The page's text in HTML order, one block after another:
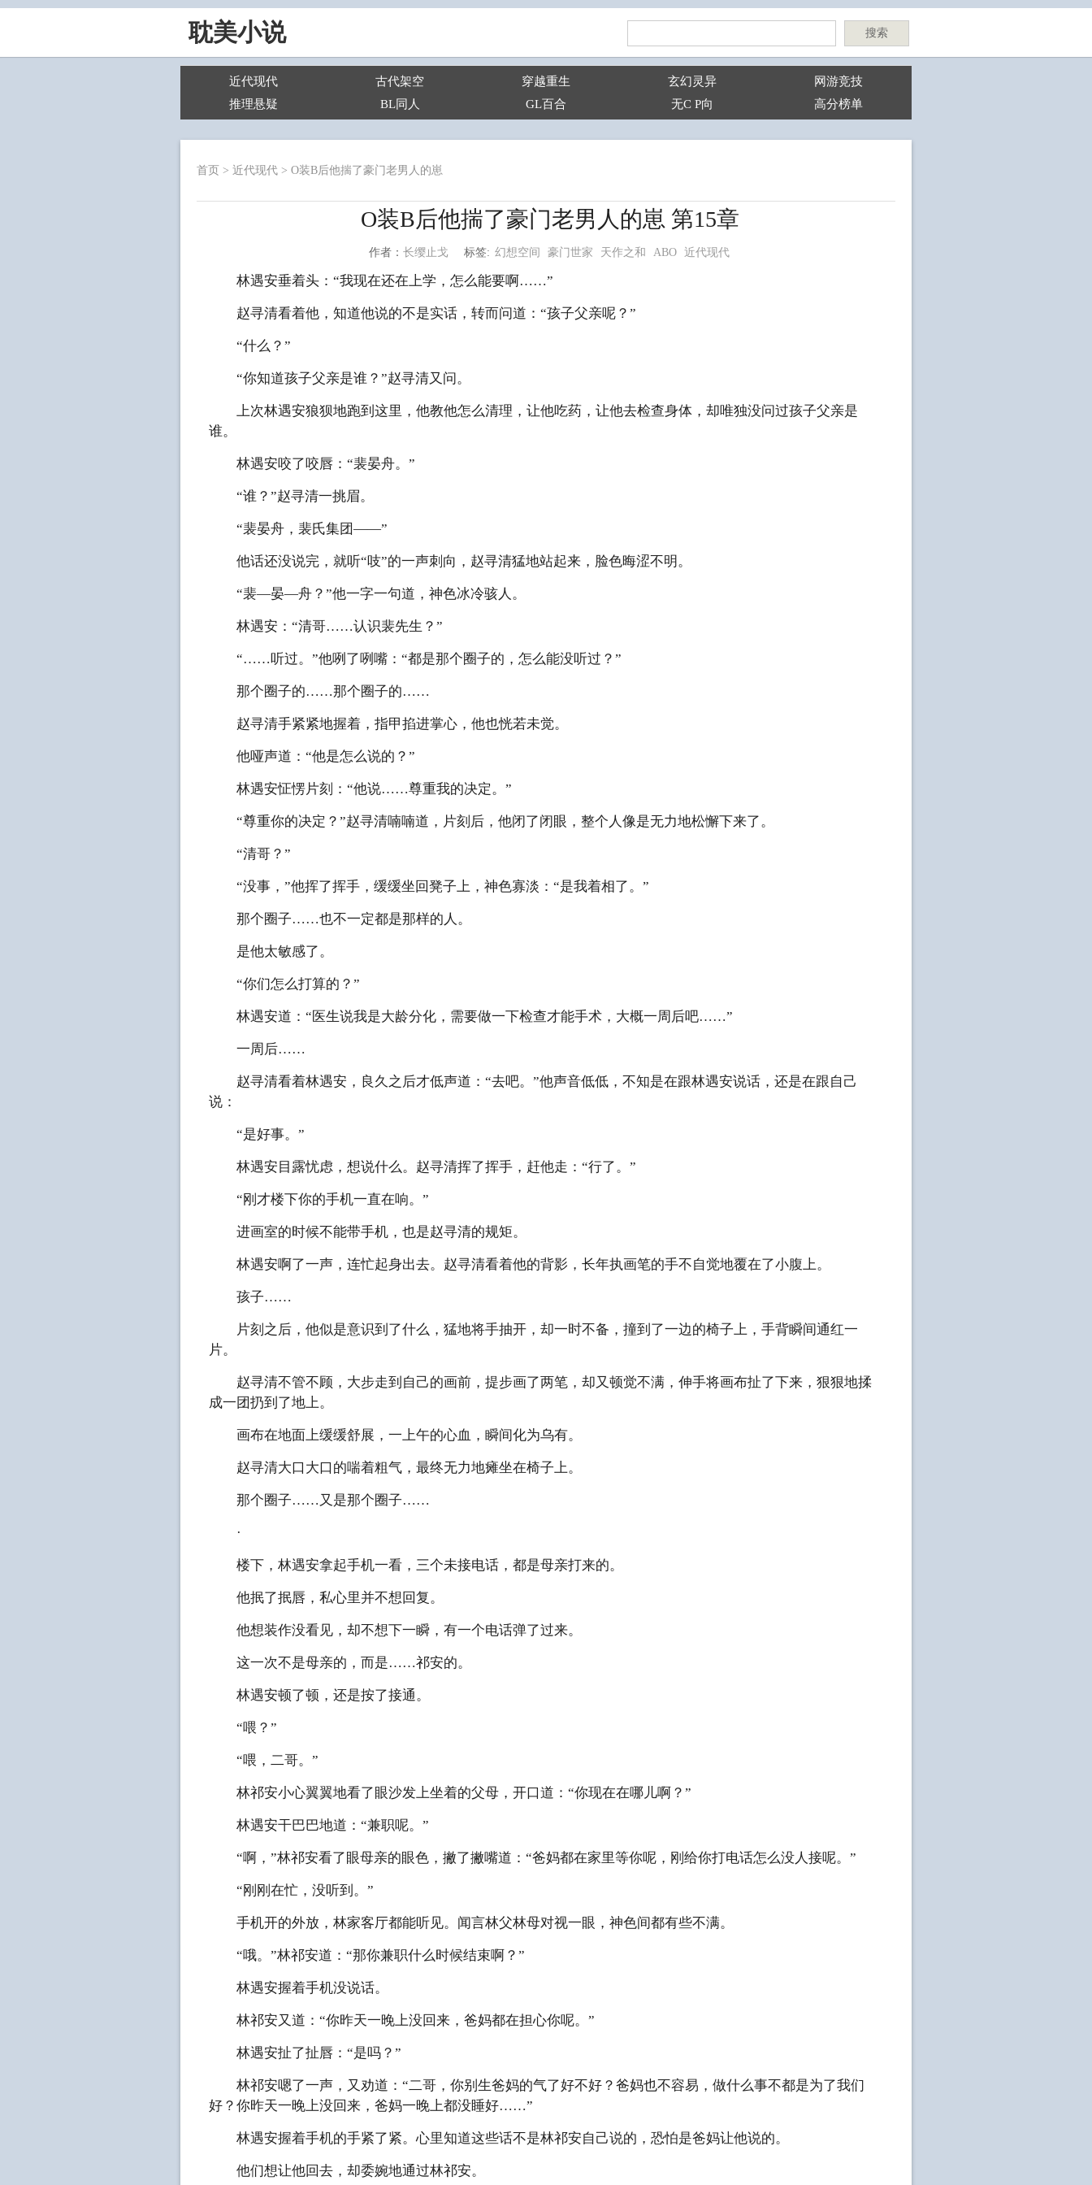
耽美小说 搜索
近代现代 古代架空 穿越重生 玄幻灵异
网游竞技
推理悬疑
BL同人 GL百合 无C P向 高分榜单
首页 > 近代现代 > O装B后他揣了豪门老男人的崽
O装B后他揣了豪门老男人的崽 第15章
作者： 长缨止戈 标签: 幻想空间 豪门世家 天作之和 ABO 近代现代
林遇安垂着头：“我现在还在上学，怎么能要啊……”
赵寻清看着他，知道他说的不是实话，转而问道：“孩子父亲呢？”
“什么？”
“你知道孩子父亲是谁？”赵寻清又问。
上次林遇安狼狈地跑到这里，他教他怎么清理，让他吃药，让他去检查身体，却唯独没问过孩子父亲是
谁。
林遇安咬了咬唇：“裴晏舟。”
“谁？”赵寻清一挑眉。
“裴晏舟，裴氏集团——”
他话还没说完，就听“吱”的一声刺向，赵寻清猛地站起来，脸色晦涩不明。
“裴—晏—舟？”他一字一句道，神色冰冷骇人。
林遇安：“清哥……认识裴先生？”
“……听过。”他咧了咧嘴：“都是那个圈子的，怎么能没听过？”
那个圈子的……那个圈子的……
赵寻清手紧紧地握着，指甲掐进掌心，他也恍若未觉。
他哑声道：“他是怎么说的？”
林遇安怔愣片刻：“他说……尊重我的决定。”
“尊重你的决定？”赵寻清喃喃道，片刻后，他闭了闭眼，整个人像是无力地松懈下来了。
“清哥？”
“没事，”他挥了挥手，缓缓坐回凳子上，神色寡淡：“是我着相了。”
那个圈子……也不一定都是那样的人。
是他太敏感了。
“你们怎么打算的？”
林遇安道：“医生说我是大龄分化，需要做一下检查才能手术，大概一周后吧……”
一周后……
赵寻清看着林遇安，良久之后才低声道：“去吧。”他声音低低，不知是在跟林遇安说话，还是在跟自己
说：
“是好事。”
林遇安目露忧虑，想说什么。赵寻清挥了挥手，赶他走：“行了。”
“刚才楼下你的手机一直在响。”
进画室的时候不能带手机，也是赵寻清的规矩。
林遇安啊了一声，连忙起身出去。赵寻清看着他的背影，长年执画笔的手不自觉地覆在了小腹上。
孩子……
片刻之后，他似是意识到了什么，猛地将手抽开，却一时不备，撞到了一边的椅子上，手背瞬间通红一
片。
赵寻清不管不顾，大步走到自己的画前，提步画了两笔，却又顿觉不满，伸手将画布扯了下来，狠狠地揉
成一团扔到了地上。
画布在地面上缓缓舒展，一上午的心血，瞬间化为乌有。
赵寻清大口大口的喘着粗气，最终无力地瘫坐在椅子上。
那个圈子……又是那个圈子……
·
楼下，林遇安拿起手机一看，三个未接电话，都是母亲打来的。
他抿了抿唇，私心里并不想回复。
他想装作没看见，却不想下一瞬，有一个电话弹了过来。
这一次不是母亲的，而是……祁安的。
林遇安顿了顿，还是按了接通。
“喂？”
“喂，二哥。”
林祁安小心翼翼地看了眼沙发上坐着的父母，开口道：“你现在在哪儿啊？”
林遇安干巴巴地道：“兼职呢。”
“啊，”林祁安看了眼母亲的眼色，撇了撇嘴道：“爸妈都在家里等你呢，刚给你打电话怎么没人接呢。”
“刚刚在忙，没听到。”
手机开的外放，林家客厅都能听见。闻言林父林母对视一眼，神色间都有些不满。
“哦。”林祁安道：“那你兼职什么时候结束啊？”
林遇安握着手机没说话。
林祁安又道：“你昨天一晚上没回来，爸妈都在担心你呢。”
林遇安扯了扯唇：“是吗？”
林祁安嗯了一声，又劝道：“二哥，你别生爸妈的气了好不好？爸妈也不容易，做什么事不都是为了我们
好？你昨天一晚上没回来，爸妈一晚上都没睡好……”
林遇安握着手机的手紧了紧。心里知道这些话不是林祁安自己说的，恐怕是爸妈让他说的。
他们想让他回去，却委婉地通过林祁安。